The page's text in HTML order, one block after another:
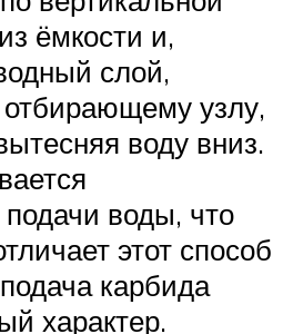
ёмкости и,
слой,
отбирающему узлу,
воду вниз.
воды, что
этот способ
подача карбида
характер.